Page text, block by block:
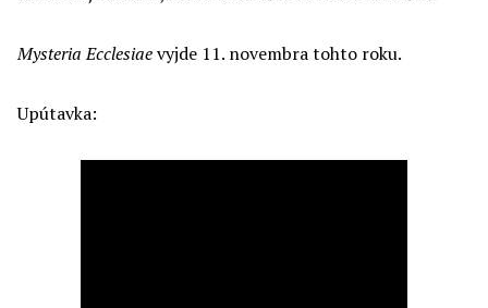
Mysteria Ecclesiaevyjde 11. novembra tohto roku.
Upútavka: